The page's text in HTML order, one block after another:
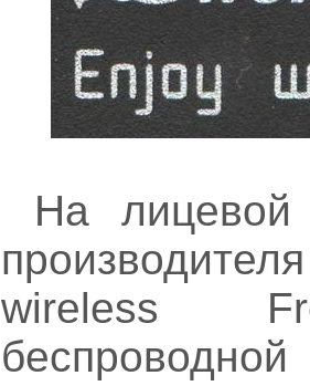
На лицевой
wireless